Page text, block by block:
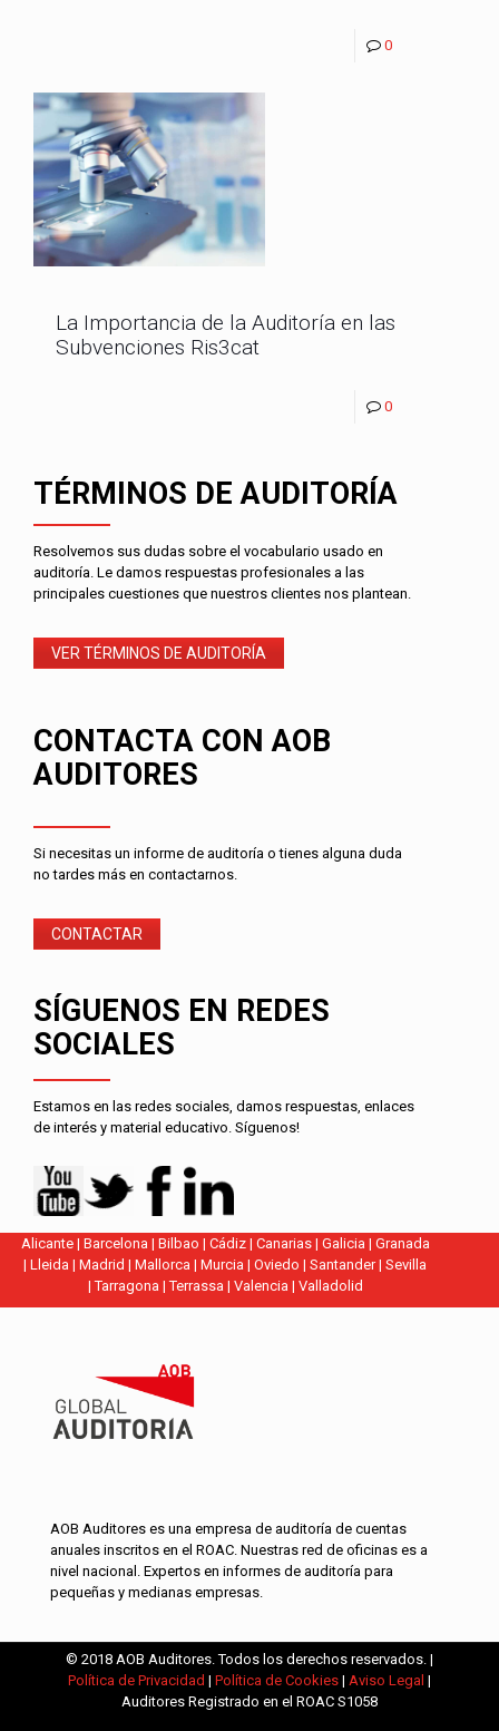
0
La Importancia de la Auditoría en las
Subvenciones Ris3cat
0
TÉRMINOS DE AUDITORÍA
Resolvemos sus dudas sobre el vocabulario usado en
auditoría. Le damos respuestas profesionales a las
principales cuestiones que nuestros clientes nos plantean.
VER TÉRMINOS DE AUDITORÍA
CONTACTA CON AOB
AUDITORES
Si necesitas un informe de auditoría o tienes alguna duda
no tardes más en contactarnos.
CONTACTAR
SÍGUENOS EN REDES
SOCIALES
Estamos en las redes sociales, damos respuestas, enlaces
de interés y material educativo. Síguenos!
Alicante| Barcelona | Bilbao | Cádiz| Canarias| Galicia | Granada
|Lleida |Madrid |Mallorca |Murcia |Oviedo |Santander|Sevilla
|Tarragona |Terrassa | Valencia | Valladolid
AOB Auditores es una empresa de auditoría de cuentas
anuales inscritos en el ROAC. Nuestras red de oficinas es a
nivel nacional. Expertos en informes de auditoría para
pequeñas y medianas empresas.
© 2018 AOB Auditores. Todos los derechos reservados. |
Política de Privacidad | Política de Cookies | Aviso Legal |
Auditores Registrado en el ROAC S1058